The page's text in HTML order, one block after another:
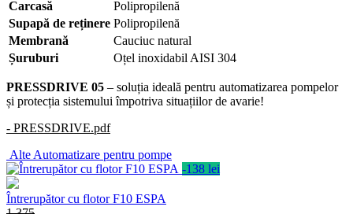
Carcasă
Polipropilenă
Supapă de reținere Polipropilenă
Membrană
Cauciuc natural
Șuruburi
Oțel inoxidabil AISI 304
PRESSDRIVE 05 – soluția ideală pentru automatizarea pompelor
și protecția sistemului împotriva situațiilor de avarie!
- PRESSDRIVE.pdf
Alte Automatizare pentru pompe
-138 lei
Întrerupător cu flotor F10 ESPA